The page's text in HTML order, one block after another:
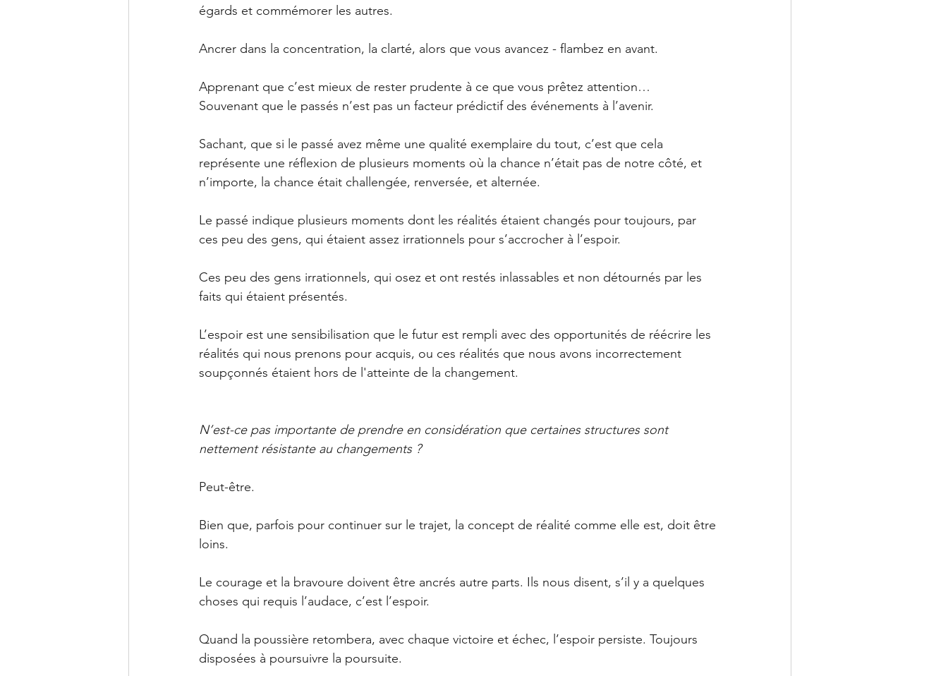
égards et commémorer les autres.
Ancrer dans la concentration, la clarté, alors que vous avancez - flambez en avant.
Apprenant que c’est mieux de rester prudente à ce que vous prêtez attention…
Souvenant que le passés n’est pas un facteur prédictif des événements à l’avenir.
Sachant, que si le passé avez même une qualité exemplaire du tout, c’est que cela
représente une réflexion de plusieurs moments où la chance n’était pas de notre côté, et
n’importe, la chance était challengée, renversée, et alternée.
Le passé indique plusieurs moments dont les réalités étaient changés pour toujours, par
ces peu des gens, qui étaient assez irrationnels pour s’accrocher à l’espoir.
Ces peu des gens irrationnels, qui osez et ont restés inlassables et non détournés par les
faits qui étaient présentés.
L’espoir est une sensibilisation que le futur est rempli avec des opportunités de réécrire les
réalités qui nous prenons pour acquis, ou ces réalités que nous avons incorrectement
soupçonnés étaient hors de l'atteinte de la changement.
N’est-ce pas importante de prendre en considération que certaines structures sont
nettement résistante au changements ?
Peut-être.
Bien que, parfois pour continuer sur le trajet, la concept de réalité comme elle est, doit être
loins.
Le courage et la bravoure doivent être ancrés autre parts. Ils nous disent, s’il y a quelques
choses qui requis l’audace, c’est l’espoir.
Quand la poussière retombera, avec chaque victoire et échec, l’espoir persiste. Toujours
disposées à poursuivre la poursuite.